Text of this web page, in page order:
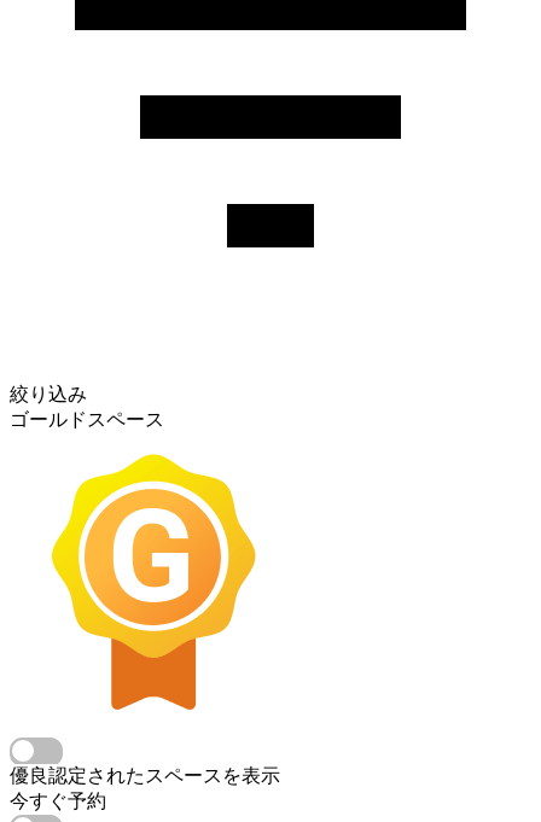
絞り込み
ゴールドスペース
優良認定されたスペースを表示
今すぐ予約